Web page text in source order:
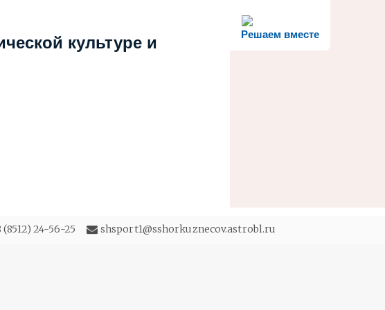
Решаем вместе
культуре и
(8512) 24-56-25 shsport1@sshorkuznecov.astrobl.ru